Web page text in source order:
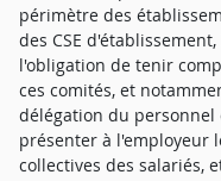
périmètre des
des CSE
l'obligation de tenir
ces comités, et
délégation du
présenter à l'employeur
collectives des salariés,